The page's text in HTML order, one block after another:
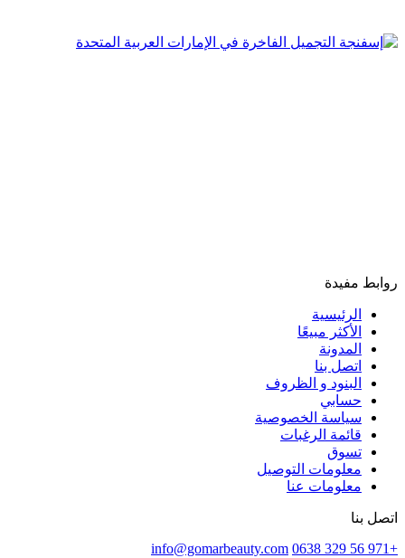
روابط مفيدة
الرئيسية
الأكثر مبيعًا
المدونة
اتصل بنا
البنود و الظروف
حسابي
سياسة الخصوصية
قائمة الرغبات
تسوق
معلومات التوصيل
معلومات عنا
اتصل بنا
+971 56 329 0638
info@gomarbeauty.com